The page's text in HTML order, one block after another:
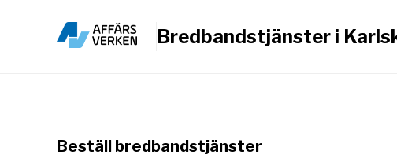
Bredbandstjänster i
Beställ bredbandstjänster